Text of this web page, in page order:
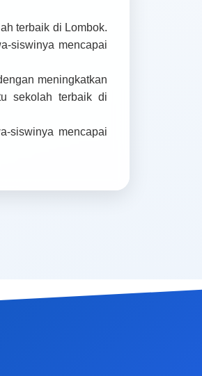
terbaik di Lombok.
siswinya mencapai
meningkatkan
sekolah terbaik di
siswinya mencapai